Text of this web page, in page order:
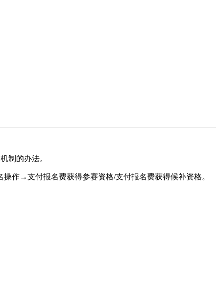
制的办法。
作→支付报名费获得参赛资格/支付报名费获得候补资格。